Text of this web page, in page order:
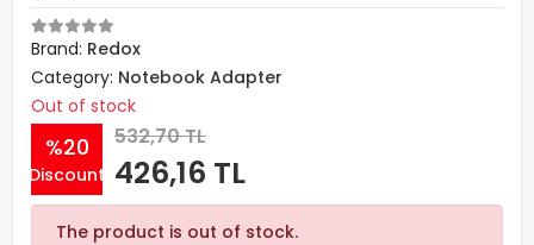
Brand: Redox
Category: Notebook Adapter
Out of stock
%20
Discount
532,70 TL
426,16 TL
The product is out of stock.